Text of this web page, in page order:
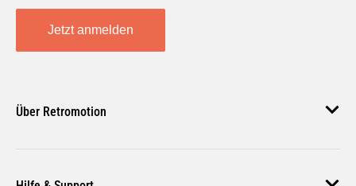
Jetzt anmelden
Über Retromotion